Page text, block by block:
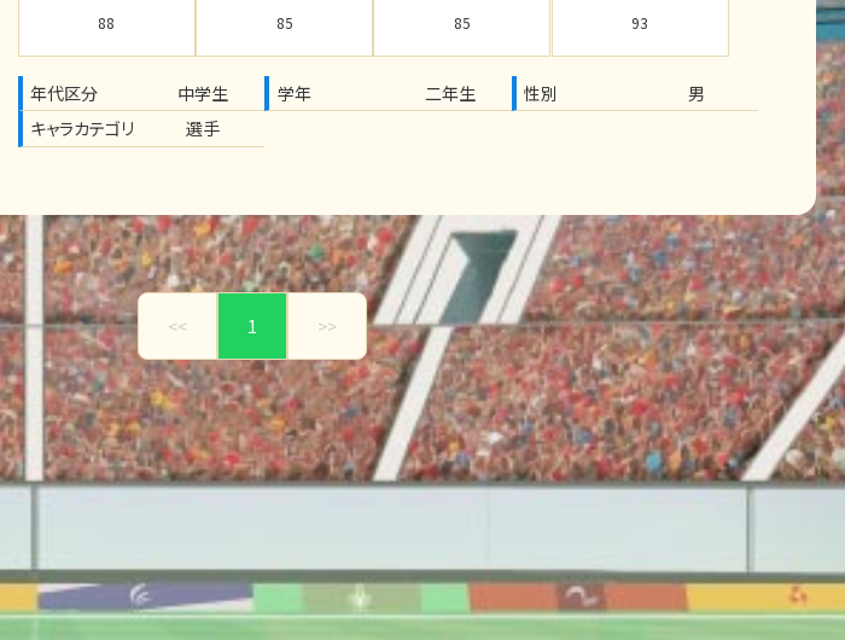
88 85 85 93
年代区分 中学生 学年 二年生 性別
男
キャラカテゴリ
選手
<< 1 >>